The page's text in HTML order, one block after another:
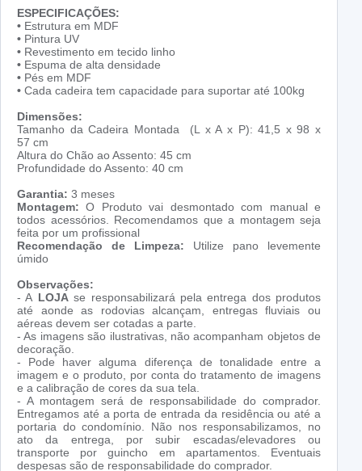
ESPECIFICAÇÕES:
• Estrutura em MDF
• Pintura UV
• Revestimento em tecido linho
• Espuma de alta densidade
• Pés em MDF
• Cada cadeira tem capacidade para suportar até 100kg
Dimensões:
Tamanho da Cadeira Montada (L x A x P): 41,5 x 98 x
57 cm
Altura do Chão ao Assento: 45 cm
Profundidade do Assento: 40 cm
Garantia: 3 meses
Montagem: O Produto vai desmontado com manual e
todos acessórios. Recomendamos que a montagem seja
feita por um profissional
Recomendação de Limpeza: Utilize pano levemente
úmido
Observações:
- A LOJAse responsabilizará pela entrega dos produtos
até aonde as rodovias alcançam, entregas fluviais ou
aéreas devem ser cotadas a parte.
- As imagens são ilustrativas, não acompanham objetos de
decoração.
- Pode haver alguma diferença de tonalidade entre a
imagem e o produto, por conta do tratamento de imagens
e a calibração de cores da sua tela.
- A montagem será de responsabilidade do comprador.
Entregamos até a porta de entrada da residência ou até a
portaria do condomínio. Não nos responsabilizamos, no
ato da entrega, por subir escadas/elevadores ou
transporte por guincho em apartamentos. Eventuais
despesas são de responsabilidade do comprador.